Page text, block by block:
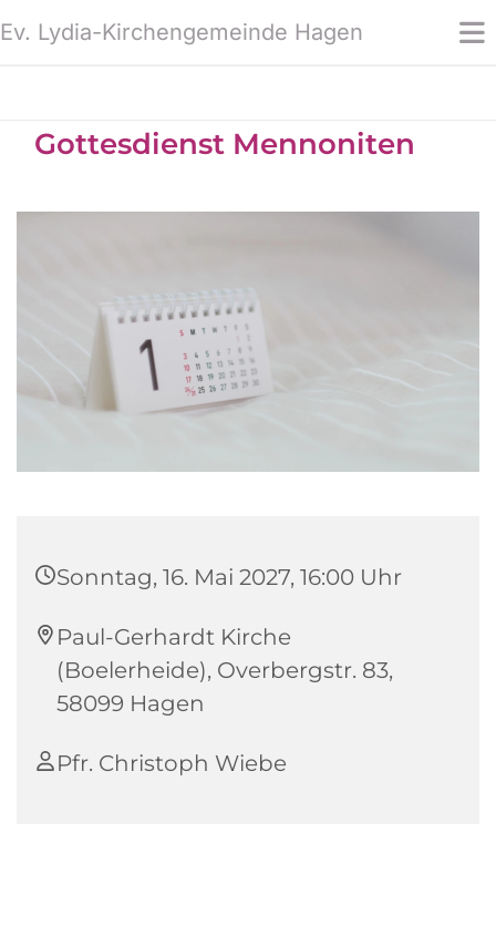
Ev. Lydia-Kirchengemeinde Hagen
Gottesdienst Mennoniten
Sonntag, 16. Mai 2027, 16:00 Uhr
Paul-Gerhardt Kirche
(Boelerheide), Overbergstr. 83,
58099 Hagen
Pfr. Christoph Wiebe